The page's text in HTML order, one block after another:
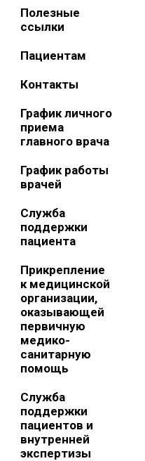
Полезные
ссылки
Пациентам
Контакты
График личного
приема
главного врача
График работы
врачей
Служба
поддержки
пациента
Прикрепление
к медицинской
организации,
оказывающей
первичную
медико-
санитарную
помощь
Служба
поддержки
пациентов и
внутренней
экспертизы